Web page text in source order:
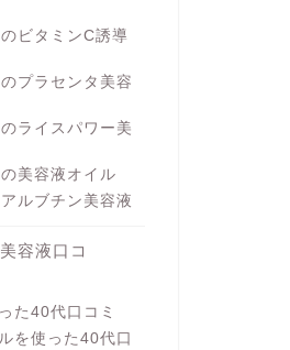
ビタミンC誘導
プラセンタ美容
ライスパワー美
美容液オイル
ルブチン美容液
容液口コ
た40代口コミ
を使った40代口